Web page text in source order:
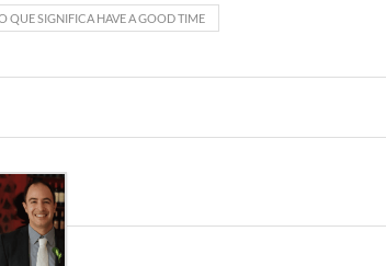
QUE SIGNIFICA HAVE A GOOD TIME